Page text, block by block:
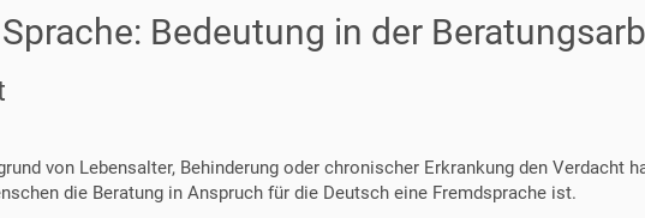
Bedeutung in der
von Lebensalter, Behinderung oder chronischer Erkrankung den Verdacht
die Beratung in Anspruch für die Deutsch eine Fremdsprache ist.